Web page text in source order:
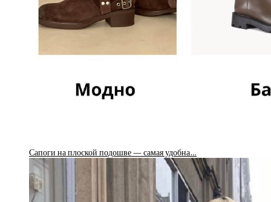
Сапоги на плоской подошве — самая удобна…